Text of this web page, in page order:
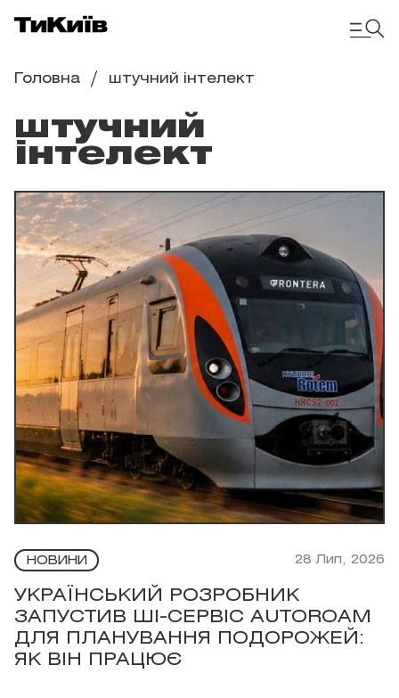
Головна штучний інтелект
штучний
інтелект
НОВИНИ 28 Лип, 2026
УКРАЇНСЬКИЙ РОЗРОБНИК
ЗАПУСТИВ ШІ-СЕРВІС AUTOROAM
ДЛЯ ПЛАНУВАННЯ ПОДОРОЖЕЙ:
ЯК ВІН ПРАЦЮЄ